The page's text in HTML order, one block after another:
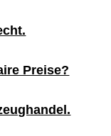
Preise?